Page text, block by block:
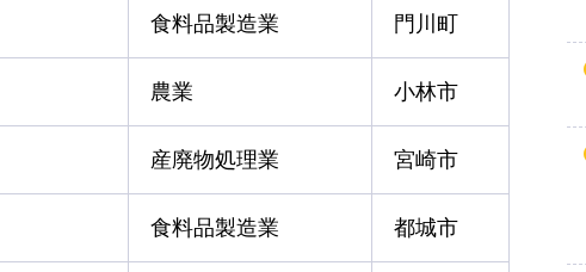
食料品製造業 門川町
農業 小林市
産廃物処理業 宮崎市
食料品製造業 都城市